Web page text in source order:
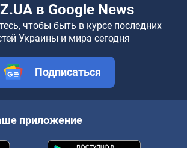
в Google News
чтобы быть в курсе последних
Украины и мира сегодня
Подписаться
приложение